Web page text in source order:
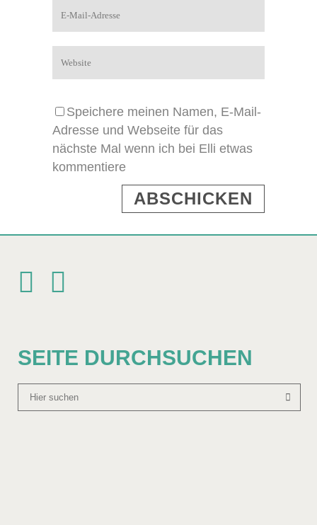
Speichere meinen Namen, E-Mail-
Adresse und Webseite für das
nächste Mal wenn ich bei Elli etwas
kommentiere
SEITE DURCHSUCHEN